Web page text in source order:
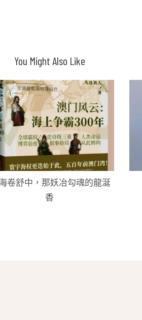
You Might Also Like
卷舒中，那妖冶勾魂的龍涎
香